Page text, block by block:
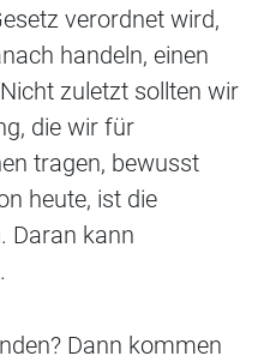
verordnet wird,
handeln, einen
zuletzt sollten wir
die wir für
tragen, bewusst
heute, ist die
Daran kann
Dann kommen